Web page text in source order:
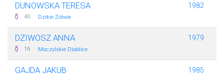
DUNOWSKA TERESA
40 · Dzikie Żółwie
1982
DZIWOSZ ANNA
16 · Moczylskie Diablice
1979
GAJDA JAKUB 1985